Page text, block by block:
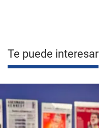
Te puede interesar